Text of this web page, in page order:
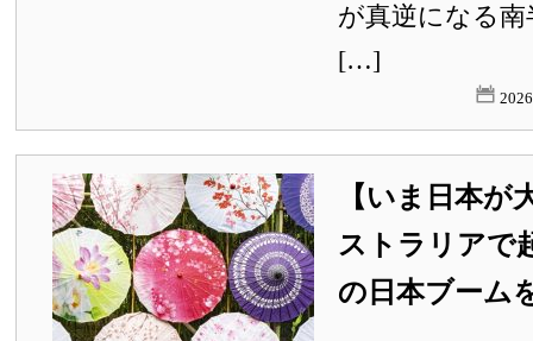
が真逆になる
[…]
【いま日本が
ストラリアで
の日本ブーム